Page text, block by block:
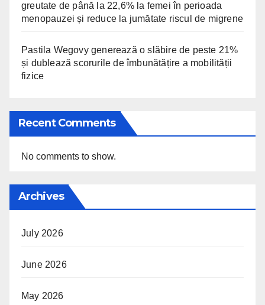
greutate de până la 22,6% la femei în perioada
menopauzei și reduce la jumătate riscul de migrene
Pastila Wegovy generează o slăbire de peste 21%
și dublează scorurile de îmbunătățire a mobilității
fizice
Recent Comments
No comments to show.
Archives
July 2026
June 2026
May 2026